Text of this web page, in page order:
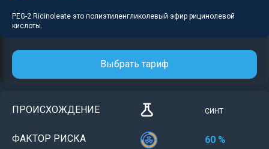
PEG-2 Ricinoleate это полиэтиленгликолевый эфир рицинолевой
кислоты.
Выбрать тариф
ПРОИСХОЖДЕНИЕ СИНТ
ФАКТОР РИСКА 60 %